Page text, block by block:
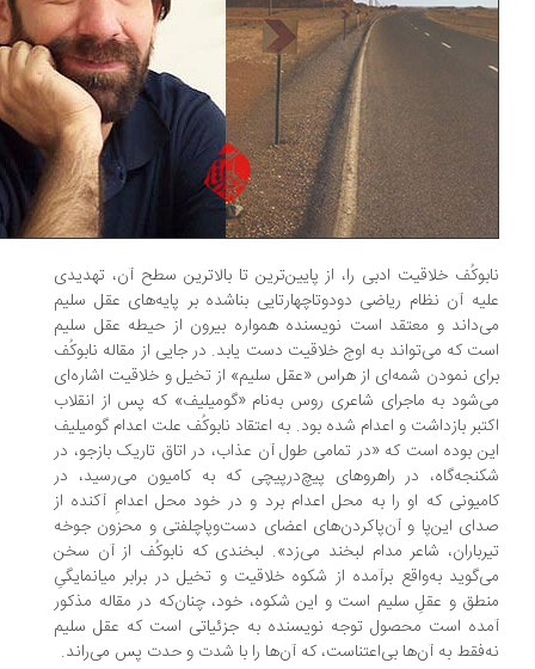
خلاقیت ادبی را، از پایین‌ترین تا بالاترین سطح آن، تهدیدی
آن نظام ریاضی دودوتا‌چهارتایی بناشده بر پایه‌های عقل سلیم
و معتقد است نویسنده همواره بیرون از حیطه عقل سلیم
که می‌تواند به اوج خلاقیت دست یابد. در جایی از مقاله نابوکُف
نمودن شمه‌ای از هراس «عقل سلیم» از تخیل و خلاقیت اشاره‌ای
به ماجرای شاعری روس به‌نام «گومیلیف» که پس از انقلاب
بازداشت و اعدام شده بود. به اعتقاد نابوکُف علت اعدام گومیلیف
بوده است که «در تمامی طول آن عذاب، در اتاق تاریک بازجو، در
در راهروهای پیچ‌درپیچی که به کامیون می‌رسید، در
که او را به محل اعدام برد و در خود محل اعدامِ آکنده از
این‌پا و آن‌پاکردن‌های اعضای دست‌و‌پاچلفتی و محزون جوخه
شاعر مدام لبخند می‌زد». لبخندی که نابوکُف از آن سخن
به‌واقع برآمده از شکوه خلاقیت و تخیل در برابر میانمایگیِ
و عقلِ سلیم است و این شکوه، خود، چنان‌که در مقاله مذکور
است محصول توجه نویسنده به جزئیاتی است که عقل سلیم
به آن‌ها بی‌اعتناست، که آن‌ها را با شدت و حدت پس می‌راند.